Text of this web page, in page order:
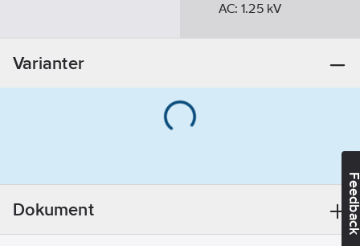
AC:1.25kV
mm
Varianter
Dokument